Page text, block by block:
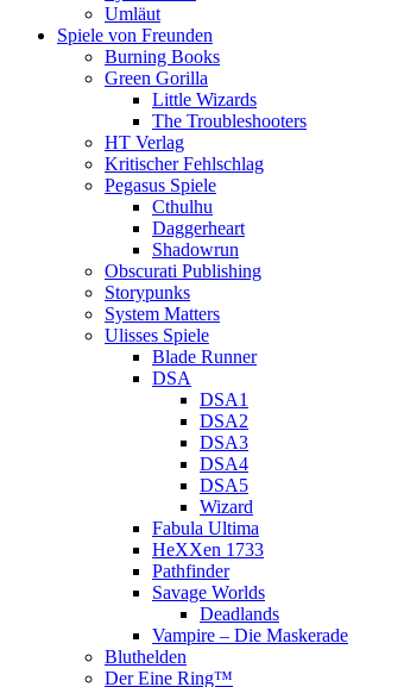
Umläut
Spiele von Freunden
Burning Books
Green Gorilla
Little Wizards
The Troubleshooters
HT Verlag
Kritischer Fehlschlag
Pegasus Spiele
Cthulhu
Daggerheart
Shadowrun
Obscurati Publishing
Storypunks
System Matters
Ulisses Spiele
Blade Runner
DSA
DSA1
DSA2
DSA3
DSA4
DSA5
Wizard
Fabula Ultima
HeXXen 1733
Pathfinder
Savage Worlds
Deadlands
Vampire – Die Maskerade
Bluthelden
Der Eine Ring™